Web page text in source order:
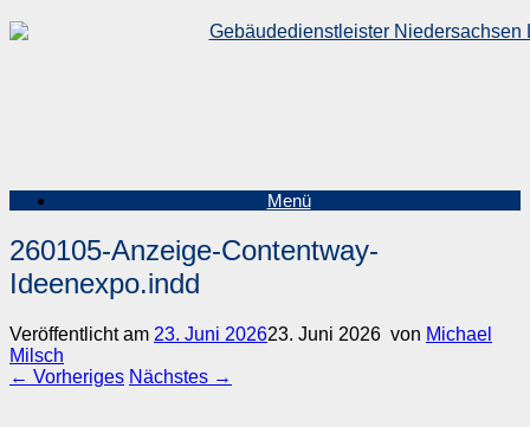
Zum
Inhalt
Menü
260105-Anzeige-Contentway-
Ideenexpo.indd
Veröffentlicht am 23. Juni 202623. Juni 2026 von Michael
Milsch
← Vorheriges Nächstes →